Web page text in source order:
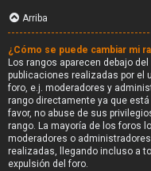
Arriba
¿Cómo se puede cambiar mi
Los rangos aparecen debajo
publicaciones realizadas por el
foro, e.j. moderadores y
rango directamente ya que
favor, no abuse de sus
rango. La mayoría de los foros
moderadores o
realizadas, llegando incluso a
expulsión del foro.